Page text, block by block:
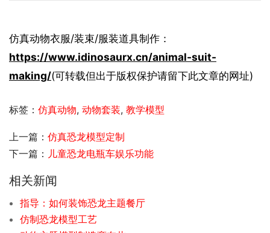
仿真动物衣服/装束/服装道具制作：
https://www.idinosaurx.cn/animal-suit-
making/(可转载但出于版权保护请留下此文章的网址)
标签： 仿真动物, 动物套装, 教学模型
上一篇： 仿真恐龙模型定制
下一篇： 儿童恐龙电瓶车娱乐功能
相关新闻
指导：如何装饰恐龙主题餐厅
仿制恐龙模型工艺